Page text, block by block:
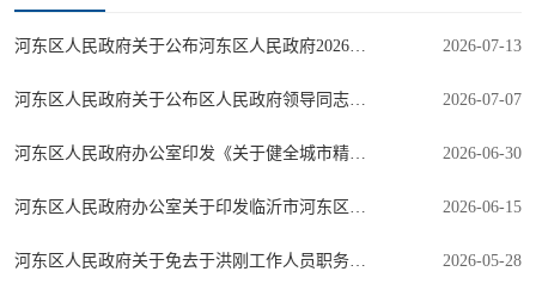
河东区人民政府关于公布河东区人民政府2026年度重大行政决策事项目录... 2026-07-13
河东区人民政府关于公布区人民政府领导同志工作分工的通知 2026-07-07
河东区人民政府办公室印发《关于健全城市精细化管理长效机制实施方案... 2026-06-30
河东区人民政府办公室关于印发临沂市河东区人民政府2026年规范性文件... 2026-06-15
河东区人民政府关于免去于洪刚工作人员职务的通知 2026-05-28